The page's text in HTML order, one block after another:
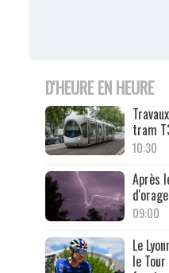
D'HEURE EN HEURE
tram
10:30
Après
09:00
Le
le